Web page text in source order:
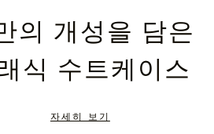
의 개성을 담은
식 수트케이스
자세히 보기